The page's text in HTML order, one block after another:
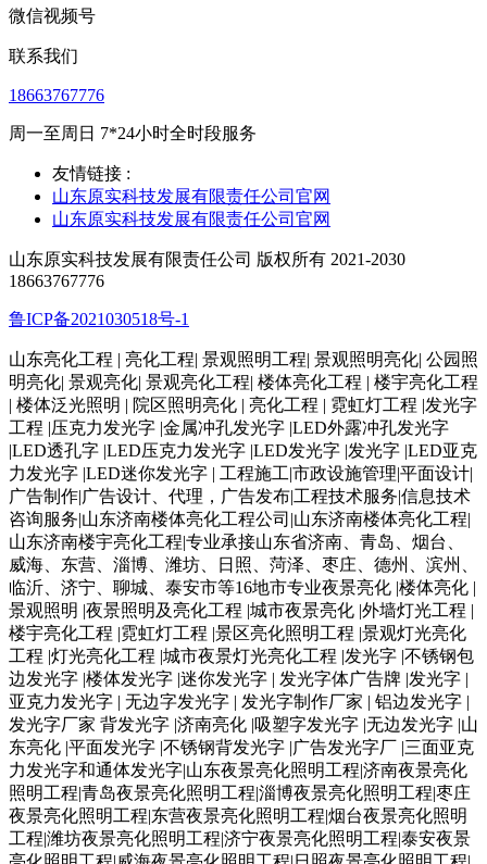
微信视频号
联系我们
18663767776
周一至周日 7*24小时全时段服务
友情链接 :
山东原实科技发展有限责任公司官网
山东原实科技发展有限责任公司官网
山东原实科技发展有限责任公司 版权所有 2021-2030
18663767776
鲁ICP备2021030518号-1
山东亮化工程 | 亮化工程| 景观照明工程| 景观照明亮化| 公园照
明亮化| 景观亮化| 景观亮化工程| 楼体亮化工程 | 楼宇亮化工程
| 楼体泛光照明 | 院区照明亮化 | 亮化工程 | 霓虹灯工程 |发光字
工程 |压克力发光字 |金属冲孔发光字 |LED外露冲孔发光字
|LED透孔字 |LED压克力发光字 |LED发光字 |发光字 |LED亚克
力发光字 |LED迷你发光字 | 工程施工|市政设施管理|平面设计|
广告制作|广告设计、代理，广告发布|工程技术服务|信息技术
咨询服务|山东济南楼体亮化工程公司|山东济南楼体亮化工程|
山东济南楼宇亮化工程|专业承接山东省济南、青岛、烟台、
威海、东营、淄博、潍坊、日照、菏泽、枣庄、德州、滨州、
临沂、济宁、聊城、泰安市等16地市专业夜景亮化 |楼体亮化 |
景观照明 |夜景照明及亮化工程 |城市夜景亮化 |外墙灯光工程 |
楼宇亮化工程 |霓虹灯工程 |景区亮化照明工程 |景观灯光亮化
工程 |灯光亮化工程 |城市夜景灯光亮化工程 |发光字 |不锈钢包
边发光字 |楼体发光字 |迷你发光字 | 发光字体广告牌 |发光字 |
亚克力发光字 | 无边字发光字 | 发光字制作厂家 | 铝边发光字 |
发光字厂家 背发光字 |济南亮化 |吸塑字发光字 |无边发光字 |山
东亮化 |平面发光字 |不锈钢背发光字 |广告发光字厂 |三面亚克
力发光字和通体发光字|山东夜景亮化照明工程|济南夜景亮化
照明工程|青岛夜景亮化照明工程|淄博夜景亮化照明工程|枣庄
夜景亮化照明工程|东营夜景亮化照明工程|烟台夜景亮化照明
工程|潍坊夜景亮化照明工程|济宁夜景亮化照明工程|泰安夜景